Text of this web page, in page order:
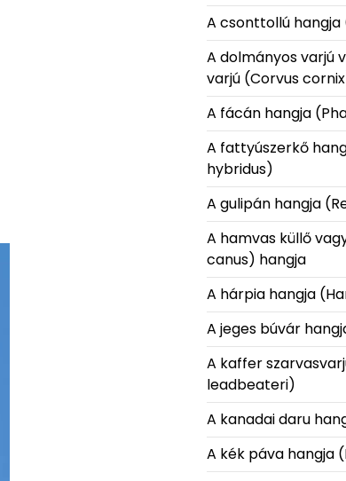
A csonttollú
A dolmányos varjú
varjú (Corvus
A fácán hangja
A fattyúszerkő
hybridus)
A gulipán hangja
A hamvas küllő
canus) hangja
A hárpia hangja
A jeges búvár
A kaffer
leadbeateri)
A kanadai daru
A kék páva hangja